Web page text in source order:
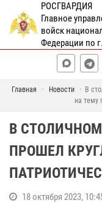
РОСГВАРДИЯ
Главное
войск
Федерации по
Главная Новости
В
на тему
В
ПРОШЕЛ
18 октября 2023,